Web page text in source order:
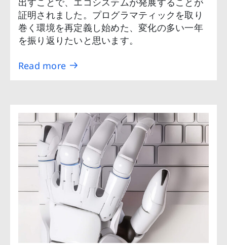
証明されました。プログラマティックを取り
巻く環境を再定義し始めた、変化の多い一年
を振り返りたいと思います。
Read more